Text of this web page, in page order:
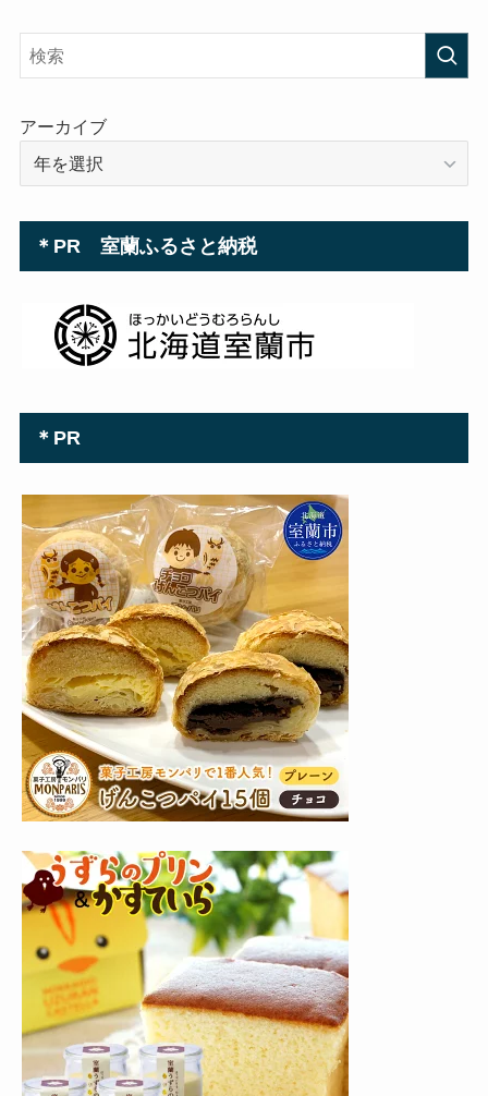
ス
アーカイブ
＊PR 室蘭ふるさと納税
＊PR